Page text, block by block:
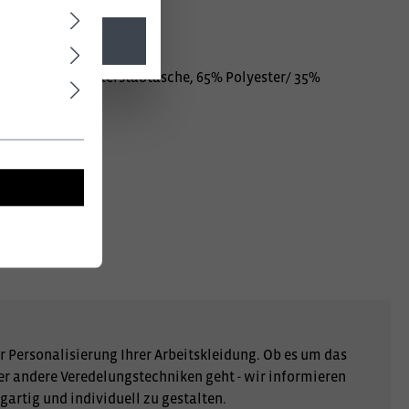
verstärkt, Meterstabtasche, 65% Polyester/ 35%
Ihrer Arbeitskleidung. Ob es um das
andere Veredelungstechniken geht - wir informieren
und individuell zu gestalten.